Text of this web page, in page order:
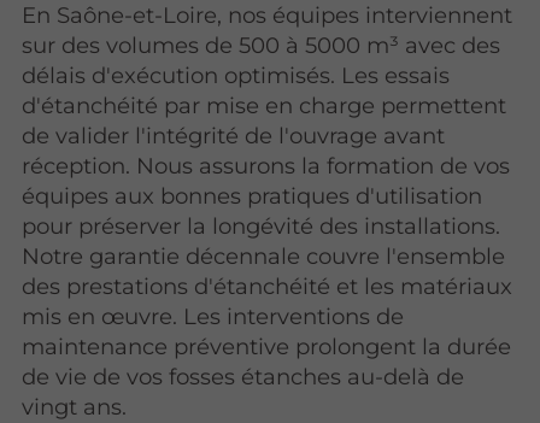
En Saône-et-Loire, nos équipes interviennent
sur des volumes de 500 à 5000 m³ avec des
délais d'exécution optimisés. Les essais
d'étanchéité par mise en charge permettent
de valider l'intégrité de l'ouvrage avant
réception. Nous assurons la formation de vos
équipes aux bonnes pratiques d'utilisation
pour préserver la longévité des installations.
Notre garantie décennale couvre l'ensemble
des prestations d'étanchéité et les matériaux
mis en œuvre. Les interventions de
maintenance préventive prolongent la durée
de vie de vos fosses étanches au-delà de
vingt ans.